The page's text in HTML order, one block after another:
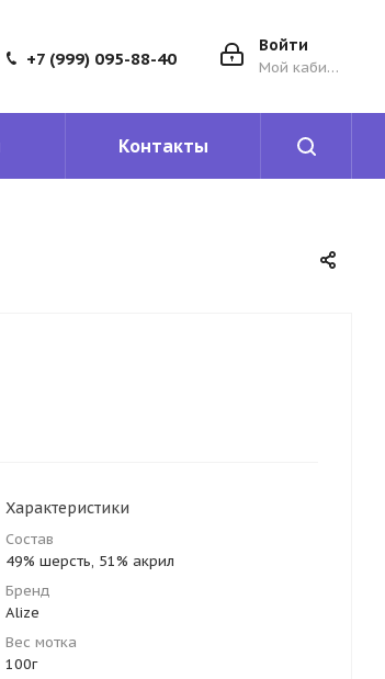
Войти
Мой кабинет
+7 (999) 095-88-40
Контакты
Характеристики
Состав
49% шерсть, 51% акрил
Бренд
Alize
Вес мотка
100г